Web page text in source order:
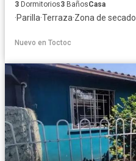
3 Dormitorios3 BañosCasa
·Parilla·Terraza·Zona de secado
Nuevo en Toctoc